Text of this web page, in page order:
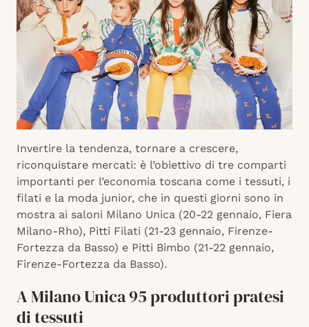
Invertire la tendenza, tornare a crescere,
riconquistare mercati: è l’obiettivo di tre comparti
importanti per l’economia toscana come i tessuti, i
filati e la moda junior, che in questi giorni sono in
mostra ai saloni Milano Unica (20-22 gennaio, Fiera
Milano-Rho), Pitti Filati (21-23 gennaio, Firenze-
Fortezza da Basso) e Pitti Bimbo (21-22 gennaio,
Firenze-Fortezza da Basso).
A Milano Unica 95 produttori pratesi
di tessuti